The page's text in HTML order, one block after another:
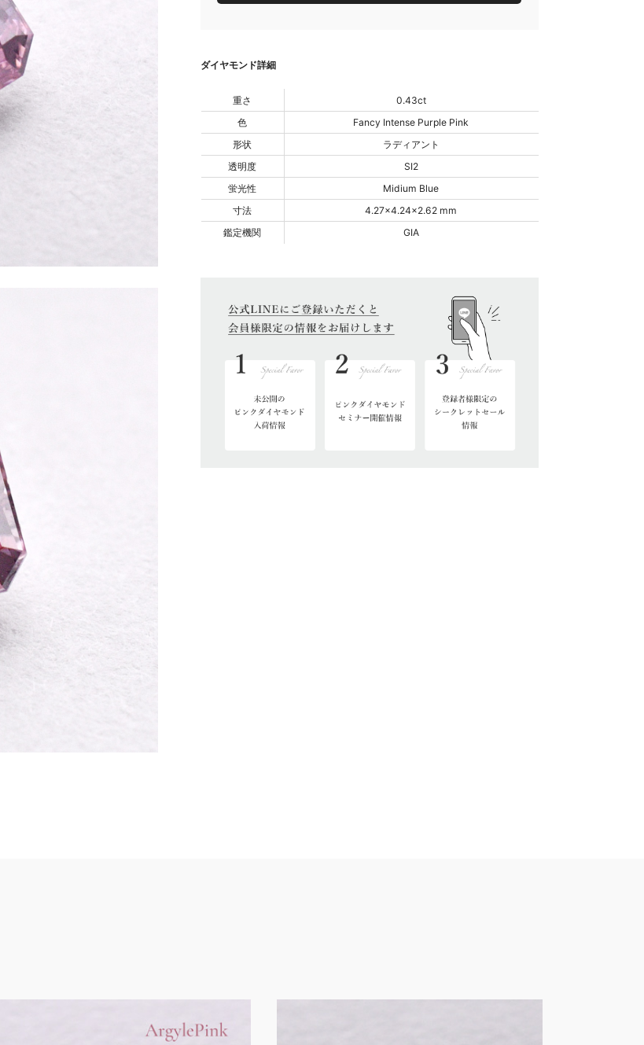
ダイヤモンド詳細
重さ
0.43ct
色
Fancy Intense Purple Pink
形状
ラディアント
透明度
SI2
蛍光性
Midium Blue
寸法
4.27x4.24x2.62 mm
鑑定機関
GIA